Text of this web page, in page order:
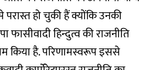
परास्त हो चुकी हैं क्योंकि उनकी
फासीवादी हिन्दुत्व की राजनीति
किया है. परिणामस्वरूप इससे